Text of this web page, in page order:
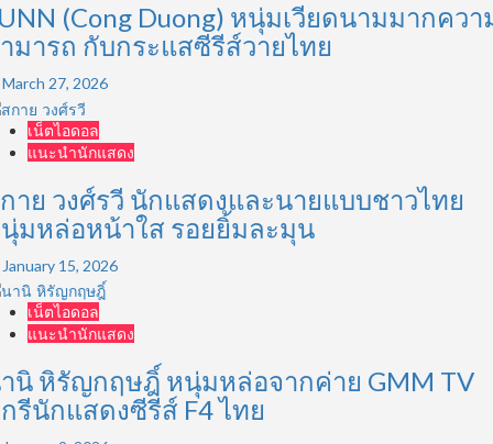
(Cong Duong) หนุ่มเวียดนามมากควา
มารถ กับกระแสซีรีส์วายไทย
March 27, 2026
เน็ตไอดอล
แนะนำนักแสดง
าย วงศ์รวี นักแสดงและนายแบบชาวไทย
มหล่อหน้าใส รอยยิ้มละมุน
January 15, 2026
เน็ตไอดอล
แนะนำนักแสดง
นิ หิรัญกฤษฎิ์ หนุ่มหล่อจากค่าย GMM TV
รีนักแสดงซีรีส์ F4 ไทย